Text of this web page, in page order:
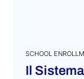
SCHOOL
Il